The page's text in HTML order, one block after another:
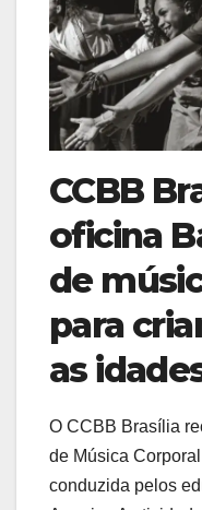
CCBB
oficina
de
para
as
O CCBB Brasília
de Música
conduzida pelos